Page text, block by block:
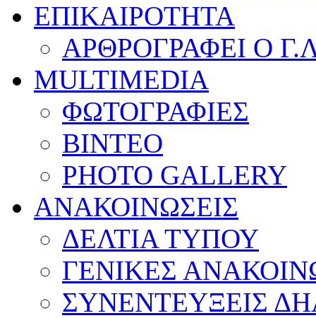
ΕΠΙΚΑΙΡΟΤΗΤΑ
ΑΡΘΡΟΓΡΑΦΕΙ Ο
MULTIMEDIA
ΦΩΤΟΓΡΑΦΙΕΣ
ΒΙΝΤΕΟ
PHOTO GALLERY
ΑΝΑΚΟΙΝΩΣΕΙΣ
ΔΕΛΤΙΑ ΤΥΠΟΥ
ΓΕΝΙΚΕΣ
ΣΥΝΕΝΤΕΥΞΕΙΣ